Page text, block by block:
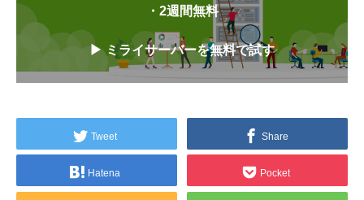
・2週間無料
▶ ミライサーバーを無料で試す
Tweet Share
Hatena Pocket